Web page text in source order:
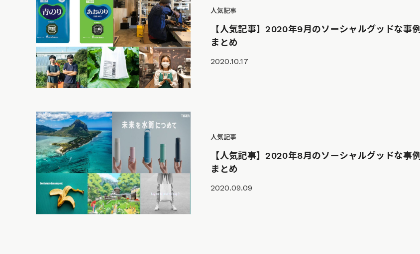
人気記事
【人気記事】2020年9月のソーシャルグッドな事例
まとめ
2020.10.17
人気記事
【人気記事】2020年8月のソーシャルグッドな事例
まとめ
2020.09.09